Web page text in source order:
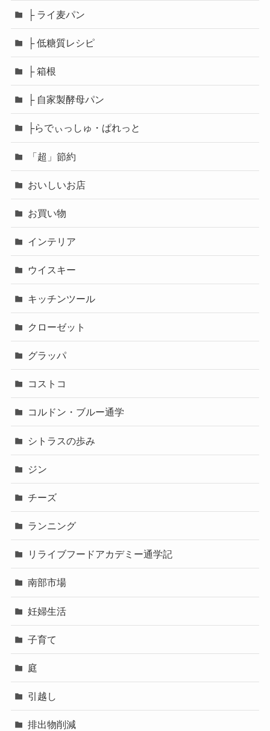
├ ライ麦パン
├ 低糖質レシピ
├ 箱根
├ 自家製酵母パン
├らでぃっしゅ・ぱれっと
「超」節約
おいしいお店
お買い物
インテリア
ウイスキー
キッチンツール
クローゼット
グラッパ
コストコ
コルドン・ブルー通学
シトラスの歩み
ジン
チーズ
ランニング
リライブフードアカデミー通学記
南部市場
妊婦生活
子育て
庭
引越し
排出物削減